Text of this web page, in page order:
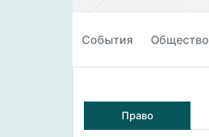
События Общество
Право